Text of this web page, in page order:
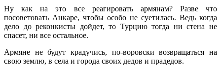
Ну как на это все реагировать армянам? Разве что
посоветовать Анкаре, чтобы особо не суетилась. Ведь когда
дело до реконкисты дойдет, то Турцию тогда ни стена не
спасет, ни все остальное.
Армяне не будут крадучись, по-воровски возвращаться на
свою землю, в села и города своих дедов и прадедов.